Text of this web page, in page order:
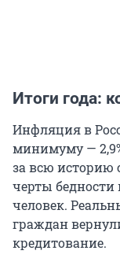
Итоги года:
Инфляция в
минимуму —
за всю историю
черты бедности
человек.
граждан
кредитование.